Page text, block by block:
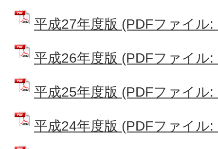
平成27年度版 (PDFファイル:
平成26年度版 (PDFファイル:
平成25年度版 (PDFファイル:
平成24年度版 (PDFファイル: